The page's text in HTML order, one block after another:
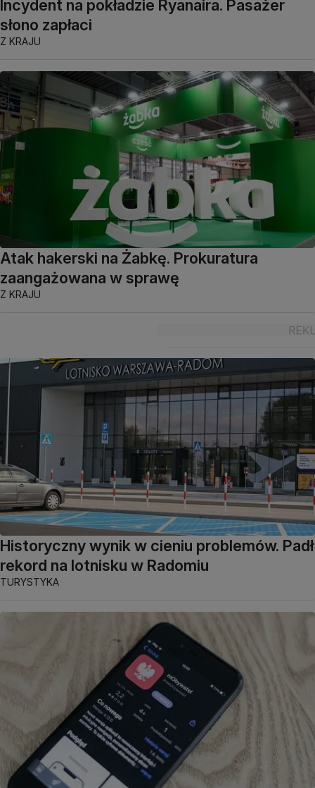
Incydent na pokładzie Ryanaira. Pasażer
słono zapłaci
Z KRAJU
Atak hakerski na Żabkę. Prokuratura
zaangażowana w sprawę
Z KRAJU
Historyczny wynik w cieniu problemów. Padł
rekord na lotnisku w Radomiu
TURYSTYKA